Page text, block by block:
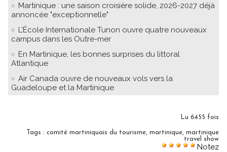
Martinique : une saison croisière solide, 2026-2027 déjà
annoncée "exceptionnelle"
L’École Internationale Tunon ouvre quatre nouveaux
campus dans les Outre-mer
En Martinique, les bonnes surprises du littoral
Atlantique
Air Canada ouvre de nouveaux vols vers la
Guadeloupe et la Martinique
Lu 6455 fois
Tags : comité martiniquais du tourisme martinique martinique
travel show
Notez